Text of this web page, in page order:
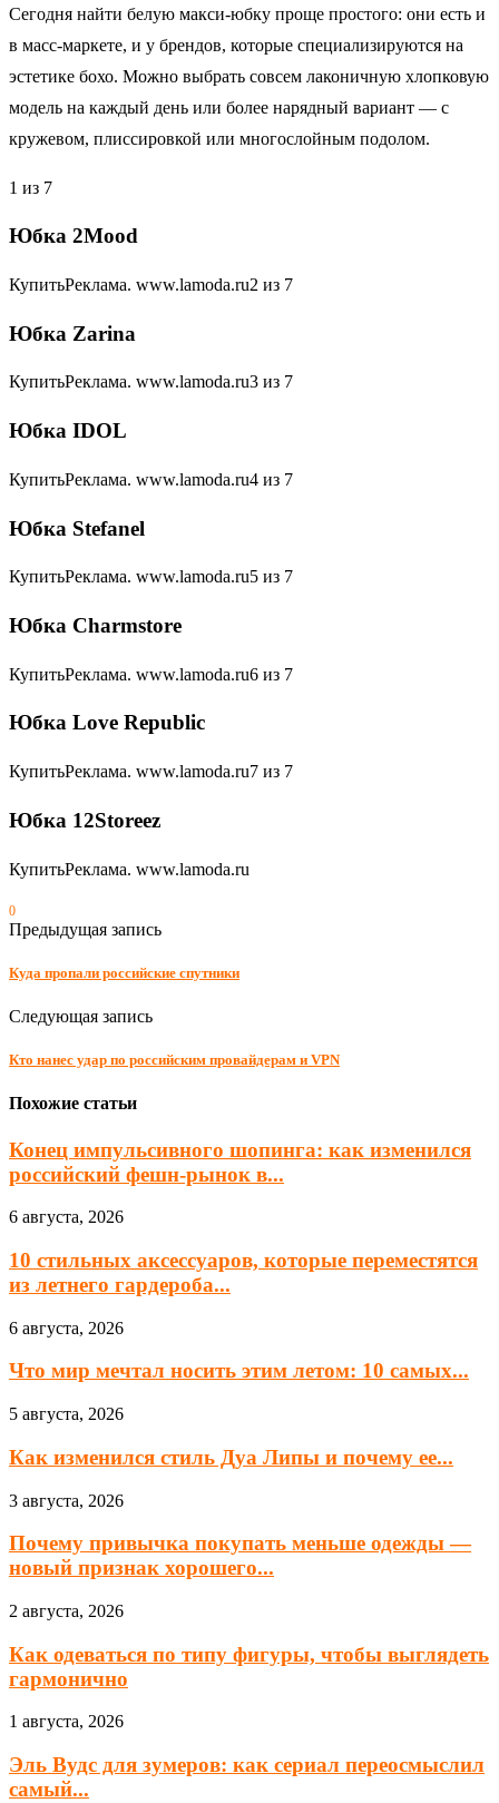
Сегодня найти белую макси-юбку проще простого: они есть и
в масс-маркете, и у брендов, которые специализируются на
эстетике бохо. Можно выбрать совсем лаконичную хлопковую
модель на каждый день или более нарядный вариант — с
кружевом, плиссировкой или многослойным подолом.
1 из 7
Юбка 2Mood
КупитьРеклама. www.lamoda.ru2 из 7
Юбка Zarina
КупитьРеклама. www.lamoda.ru3 из 7
Юбка IDOL
КупитьРеклама. www.lamoda.ru4 из 7
Юбка Stefanel
КупитьРеклама. www.lamoda.ru5 из 7
Юбка Charmstore
КупитьРеклама. www.lamoda.ru6 из 7
Юбка Love Republic
КупитьРеклама. www.lamoda.ru7 из 7
Юбка 12Storeez
КупитьРеклама. www.lamoda.ru
0
Предыдущая запись
Куда пропали российские спутники
Следующая запись
Кто нанес удар по российским провайдерам и VPN
Похожие статьи
Конец импульсивного шопинга: как изменился
российский фешн-рынок в...
6 августа, 2026
10 стильных аксессуаров, которые переместятся
из летнего гардероба...
6 августа, 2026
Что мир мечтал носить этим летом: 10 самых...
5 августа, 2026
Как изменился стиль Дуа Липы и почему ее...
3 августа, 2026
Почему привычка покупать меньше одежды —
новый признак хорошего...
2 августа, 2026
Как одеваться по типу фигуры, чтобы выглядеть
гармонично
1 августа, 2026
Эль Вудс для зумеров: как сериал переосмыслил
самый...